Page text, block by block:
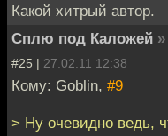
Какой хитрый автор.
Сплю под Каложей »
#25 | 27.02.11 12:38
Кому: Goblin, #9
> Ну очевидно ведь,